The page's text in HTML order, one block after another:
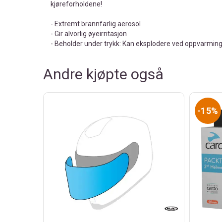
kjøreforholdene!
- Extremt brannfarlig aerosol
- Gir alvorlig øyeirritasjon
- Beholder under trykk: Kan eksplodere ved oppvarming
Andre kjøpte også
15%